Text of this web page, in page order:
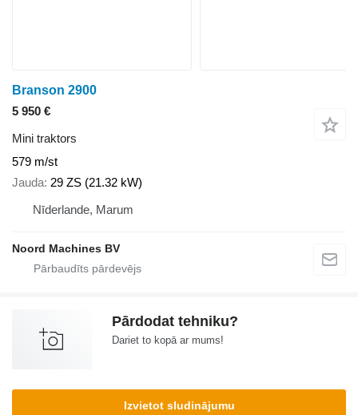
Branson 2900
5 950 €
Mini traktors
579 m/st
Jauda 29 ZS (21.32 kW)
Nīderlande, Marum
Noord Machines BV
Pārdodat tehniku?
Dariet to kopā ar mums!
Izvietot sludinājumu